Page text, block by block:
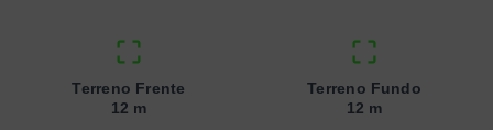
Terreno Frente
12 m
Terreno Fundo
12 m